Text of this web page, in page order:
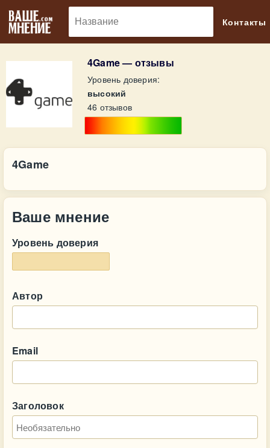
Контакты
4Game — отзывы
Уровень доверия:
высокий
46 отзывов
4Game
Ваше мнение
Уровень доверия
Автор
Email
Заголовок